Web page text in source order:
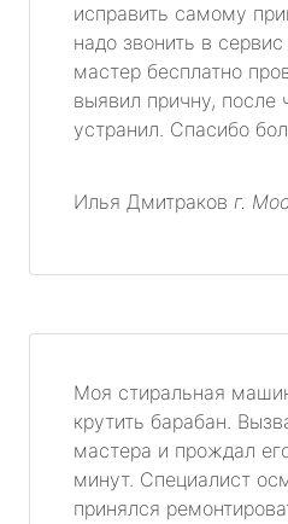
исправить самому
надо звонить в
мастер бесплатно
выявил причну, после
устранил. Спасибо
Илья Дмитраков г.
Моя стиральная
крутить барабан.
мастера и прождал
минут. Специалист
принялся